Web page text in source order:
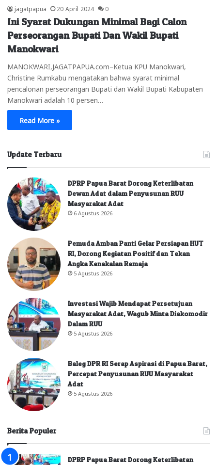
jagatpapua 20 April 2024 0
Ini Syarat Dukungan Minimal Bagi Calon
Perseorangan Bupati Dan Wakil Bupati
Manokwari
MANOKWARI,JAGATPAPUA.com–Ketua KPU Manokwari,
Christine Rumkabu mengatakan bahwa syarat minimal
pencalonan perseorangan Bupati dan Wakil Bupati Kabupaten
Manokwari adalah 10 persen…
Read More »
Update Terbaru
DPRP Papua Barat Dorong Keterlibatan
Dewan Adat dalam Penyusunan RUU
Masyarakat Adat
6 Agustus 2026
Pemuda Amban Panti Gelar Persiapan HUT
RI, Dorong Kegiatan Positif dan Tekan
Angka Kenakalan Remaja
5 Agustus 2026
Investasi Wajib Mendapat Persetujuan
Masyarakat Adat, Wagub Minta Diakomodir
Dalam RUU
5 Agustus 2026
Baleg DPR RI Serap Aspirasi di Papua Barat,
Percepat Penyusunan RUU Masyarakat
Adat
5 Agustus 2026
Berita Populer
DPRP Papua Barat Dorong Keterlibatan